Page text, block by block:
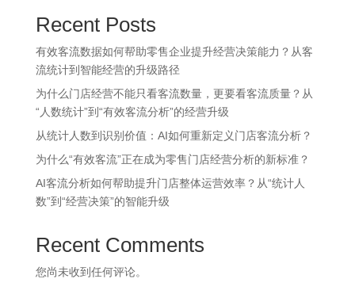
Recent Posts
有效客流数据如何帮助零售企业提升经营决策能力？从客
流统计到智能经营的升级路径
为什么门店经营不能只看客流数量，更要看客流质量？从
“人数统计”到“有效客流分析”的经营升级
从统计人数到识别价值：AI如何重新定义门店客流分析？
为什么“有效客流”正在成为零售门店经营分析的新标准？
AI客流分析如何帮助提升门店整体运营效率？从“统计人
数”到“经营决策”的智能升级
Recent Comments
您尚未收到任何评论。